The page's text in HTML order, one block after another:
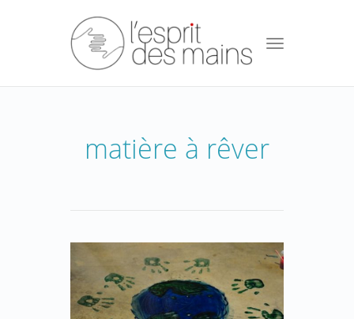
Toggle
matière à rêver